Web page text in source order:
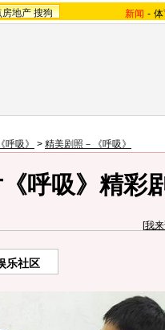
房地产 搜狗 新闻 -
《呼吸》 > 精美剧照－《呼吸》
呼吸》精彩
[我
乐社区